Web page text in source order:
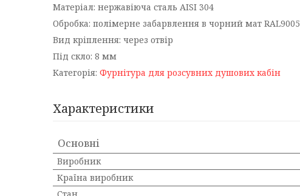
Матеріал: нержавіюча сталь AISI 304
Обробка: полімерне забарвлення в чорний мат RAL9005
Вид кріплення: через отвір
Під скло: 8 мм
Категорія: Фурнітура для розсувних душових кабін
Характеристики
Основні
Виробник
Країна виробник
Стан